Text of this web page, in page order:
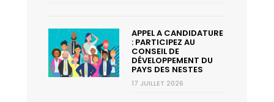
APPEL A CANDIDATURE
: PARTICIPEZ AU
CONSEIL DE
DÉVELOPPEMENT DU
PAYS DES NESTES
17 JUILLET 2026